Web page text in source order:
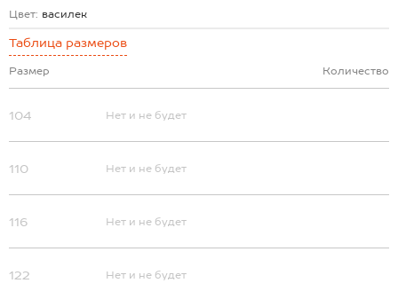
Цвет: василек
Таблица размеров
Размер Количество
104 Нет и не будет
110 Нет и не будет
116 Нет и не будет
122 Нет и не будет